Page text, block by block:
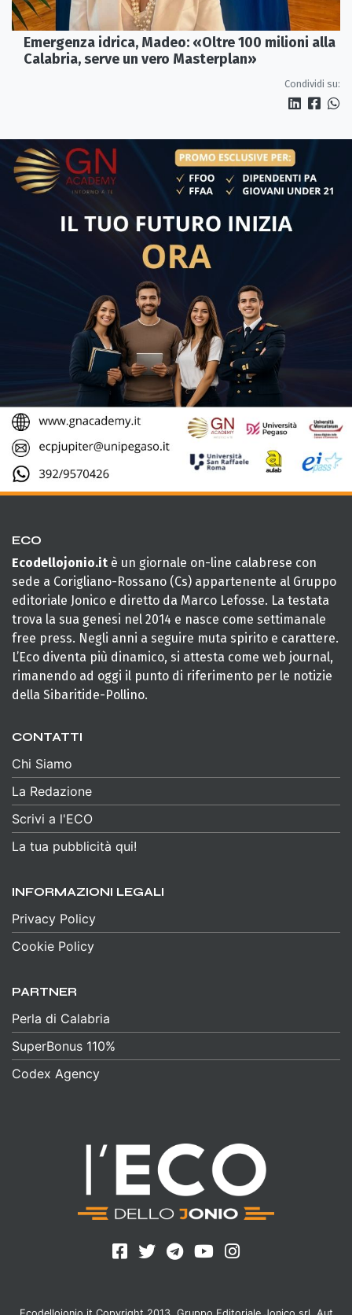
Emergenza idrica, Madeo: «Oltre 100 milioni alla
Calabria, serve un vero Masterplan»
Condividi su:
ECO
Ecodellojonio.it è un giornale on-line calabrese con
sede a Corigliano-Rossano (Cs) appartenente al Gruppo
editoriale Jonico e diretto da Marco Lefosse. La testata
trova la sua genesi nel 2014 e nasce come settimanale
free press. Negli anni a seguire muta spirito e carattere.
L’Eco diventa più dinamico, si attesta come web journal,
rimanendo ad oggi il punto di riferimento per le notizie
della Sibaritide-Pollino.
CONTATTI
Chi Siamo
La Redazione
Scrivi a l'ECO
La tua pubblicità qui!
INFORMAZIONI LEGALI
Privacy Policy
Cookie Policy
PARTNER
Perla di Calabria
SuperBonus 110%
Codex Agency